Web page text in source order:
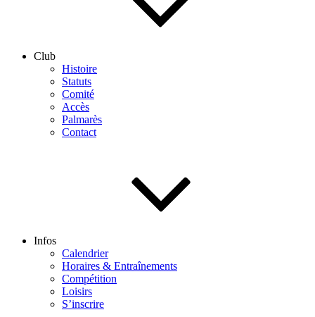
Club
Histoire
Statuts
Comité
Accès
Palmarès
Contact
Infos
Calendrier
Horaires & Entraînements
Compétition
Loisirs
S’inscrire